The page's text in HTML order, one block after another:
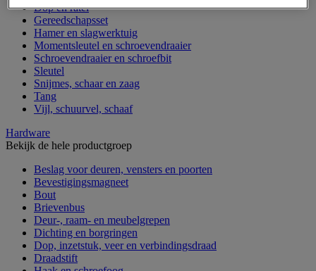
Dop en ratel
Gereedschapsset
Hamer en slagwerktuig
Momentsleutel en schroevendraaier
Schroevendraaier en schroefbit
Sleutel
Snijmes, schaar en zaag
Tang
Vijl, schuurvel, schaaf
Hardware
Bekijk de hele productgroep
Beslag voor deuren, vensters en poorten
Bevestigingsmagneet
Bout
Brievenbus
Deur-, raam- en meubelgrepen
Dichting en borgringen
Dop, inzetstuk, veer en verbindingsdraad
Draadstift